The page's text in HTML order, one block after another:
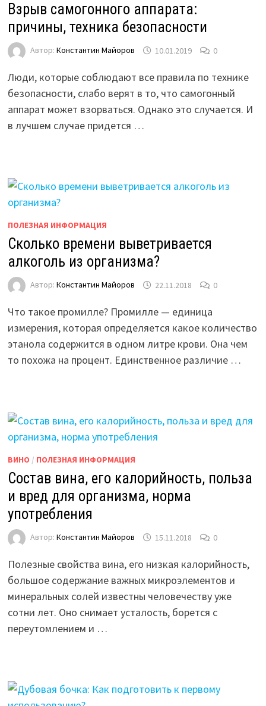
Взрыв самогонного аппарата:
причины, техника безопасности
Автор: Константин Майоров 10.01.2019 0
Люди, которые соблюдают все правила по технике
безопасности, слабо верят в то, что самогонный
аппарат может взорваться. Однако это случается. И
в лучшем случае придется …
ПОЛЕЗНАЯ ИНФОРМАЦИЯ
Сколько времени выветривается
алкоголь из организма?
Автор: Константин Майоров 22.11.2018 0
Что такое промилле? Промилле — единица
измерения, которая определяется какое количество
этанола содержится в одном литре крови. Она чем
то похожа на процент. Единственное различие …
ВИНО / ПОЛЕЗНАЯ ИНФОРМАЦИЯ
Состав вина, его калорийность, польза
и вред для организма, норма
употребления
Автор: Константин Майоров 15.11.2018 0
Полезные свойства вина, его низкая калорийность,
большое содержание важных микроэлементов и
минеральных солей известны человечеству уже
сотни лет. Оно снимает усталость, борется с
переутомлением и …